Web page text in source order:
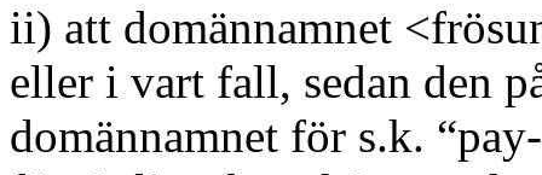
ii) att domännamnet
eller i vart fall, sedan den
domännamnet för s.k.